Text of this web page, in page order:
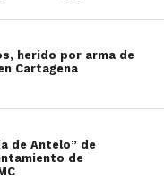
herido por arma de
Cartagena
de Antelo” de
de